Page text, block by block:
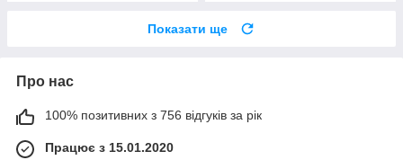
Показати ще
Про нас
100% позитивних з 756 відгуків за рік
Працює з 15.01.2020